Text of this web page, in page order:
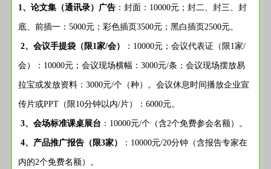
1、论文集（通讯录）广告 ：封面：10000元；封二、封三、封
底、前插一：5000元；彩色插页3500元；黑白插页2500元。
2、会议手提袋（限1家/会） ：10000元；会议代表证（限1家/
会）：10000元；会议现场横幅：3000元/条；会议现场摆放易
拉宝或发放资料：3000元/个（种）。会议休息时间播放企业宣
传片或PPT（限10分钟以内/片）：6000元。
3、会场标准课桌展台 ：10000元/个（含2个免费参会名额）。
4、产品推广报告（限3家） ：10000元/20分钟（含报告专家在
内的2个免费名额）。